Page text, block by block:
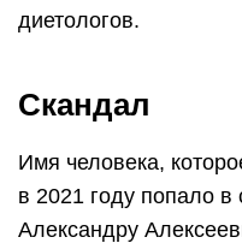
диетологов.
Скандал
Имя человека,
в 2021 году попало в
Александру